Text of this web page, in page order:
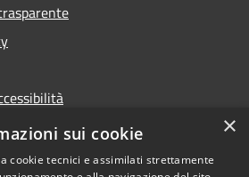
App Municipium
×
sui cookie
cookie tecnici e assimilati strettamente